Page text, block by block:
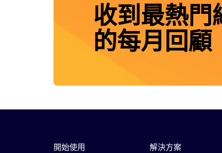
收到最熱門
的每月回顧
開始使用 解決方案